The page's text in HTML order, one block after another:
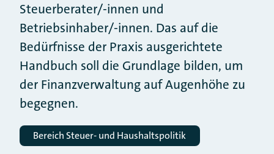
Steuerberater/-innen und
Betriebsinhaber/-innen. Das auf die
Bedürfnisse der Praxis ausgerichtete
Handbuch soll die Grundlage bilden, um
der Finanzverwaltung auf Augenhöhe zu
begegnen.
Bereich Steuer- und Haushaltspolitik